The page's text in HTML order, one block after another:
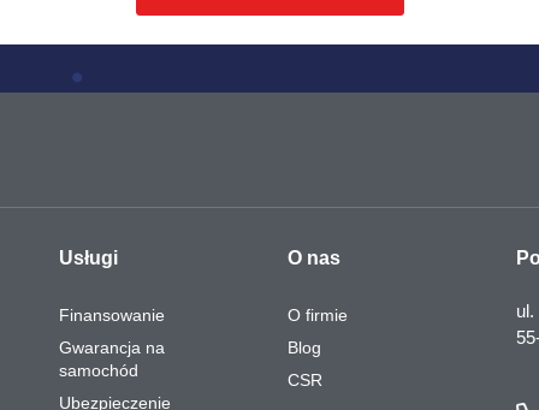
Usługi
Finansowanie
Gwarancja na
samochód
Ubezpieczenie
O nas
O firmie
Blog
CSR
ul.